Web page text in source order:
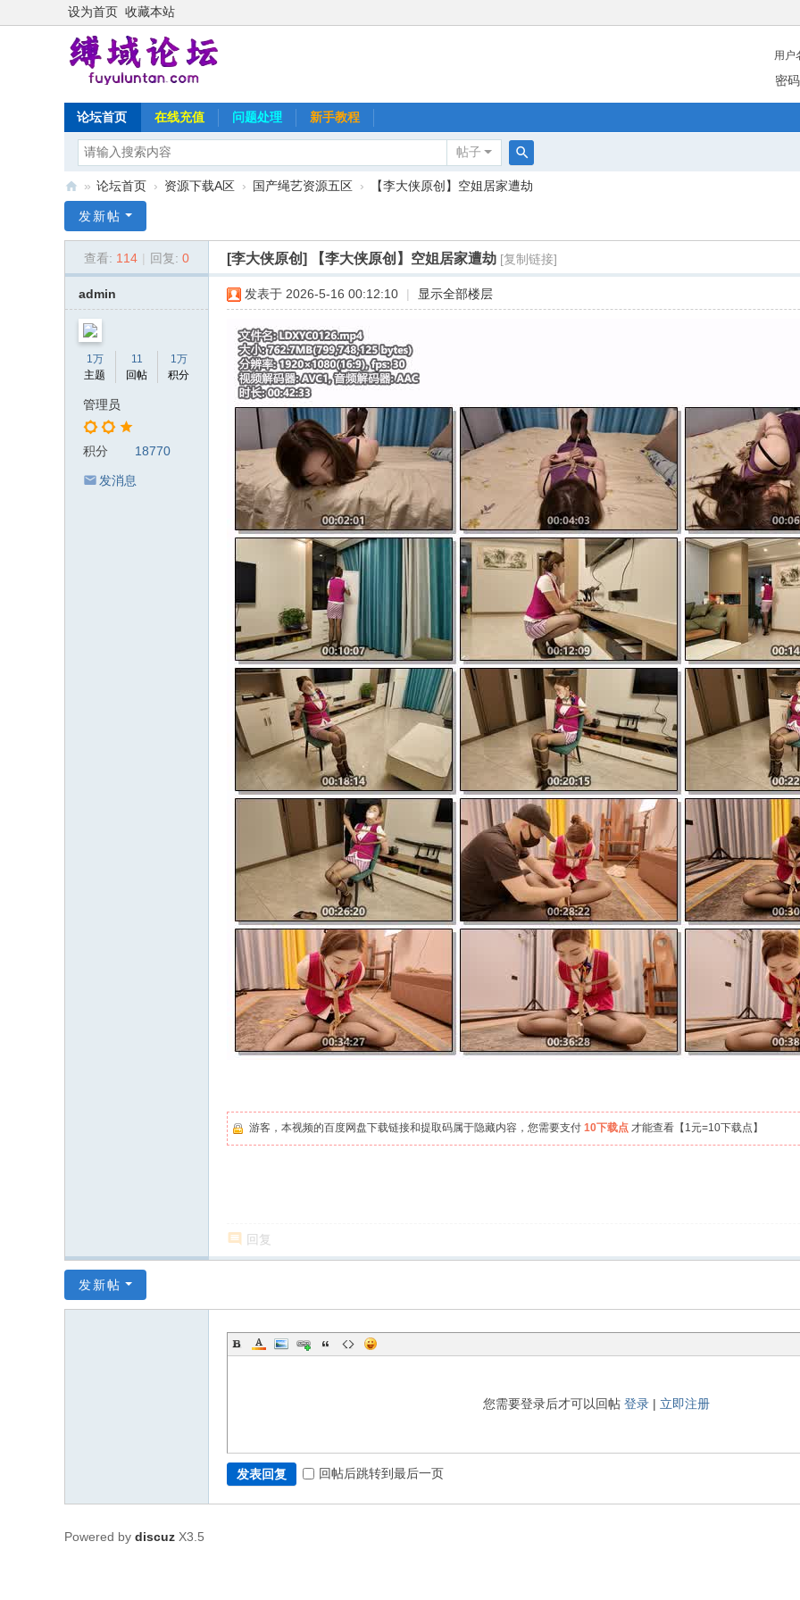
设为首页 收藏本站
用户
密码
论坛首页 在线充值 问题处理 新手教程
帖子
搜
域
» 论坛首页 › 资源下载A区 › 国产绳艺资源五区 › 【李大侠原创】空姐居家遭劫
发新帖
查看: 114 回复: 0 [李大侠原创] 【李大侠原创】空姐居家遭劫 [复制链接]
admin
1万
主题
11
回帖
1万
积分
管理员
积分 18770
发消息
发表于 2026-5-16 00:12:10 显示全部楼层
游客，本视频的百度网盘下载链接和提取码属于隐藏内容，您需要支付 10下载点 才能查看【1元=10下载点】
回复
发新帖
您需要登录后才可以回帖 登录| 立即注册
发表回复 回帖后跳转到最后一页
Powered by discuz X3.5